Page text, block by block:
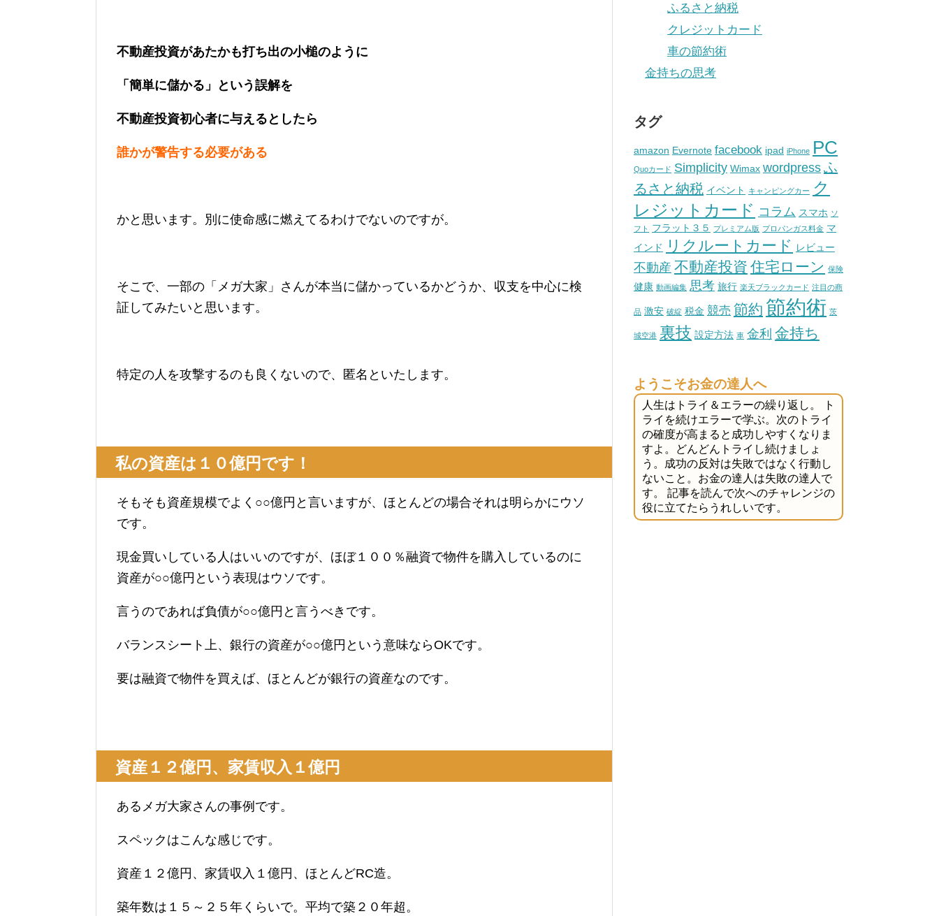
不動産投資があたかも打ち出の小槌のように
「簡単に儲かる」という誤解を
不動産投資初心者に与えるとしたら
誰かが警告する必要がある
かと思います。別に使命感に燃えてるわけでないのですが。
そこで、一部の「メガ大家」さんが本当に儲かっているかどうか、収支を中心に検
証してみたいと思います。
特定の人を攻撃するのも良くないので、匿名といたします。
私の資産は１０億円です！
そもそも資産規模でよく○○億円と言いますが、ほとんどの場合それは明らかにウソ
です。
現金買いしている人はいいのですが、ほぼ１００％融資で物件を購入しているのに
資産が○○億円という表現はウソです。
言うのであれば負債が○○億円と言うべきです。
バランスシート上、銀行の資産が○○億円という意味ならOKです。
要は融資で物件を買えば、ほとんどが銀行の資産なのです。
資産１２億円、家賃収入１億円
あるメガ大家さんの事例です。
スペックはこんな感じです。
資産１２億円、家賃収入１億円、ほとんどRC造。
築年数は１５～２５年くらいで。平均で築２０年超。
ふるさと納税
クレジットカード
車の節約術
金持ちの思考
タグ
amazon Evernote facebook ipad iPhone PC
Quoカード Simplicity Wimax wordpressふ
るさと納税 イベント キャンピングカー ク
レジットカード コラム スマホ ソ
フト フラット３５ プレミアム版 プロパンガス料金 マ
インド
リクルートカード レビュー
不動産 不動産投資 住宅ローン 保険
健康 動画編集 思考 旅行 楽天ブラックカード 注目の商
品 激安 破綻 税金 競売 節約 節約術 茨
城空港 裏技 設定方法 車 金利 金持ち
ようこそお金の達人へ
人生はトライ＆エラーの繰り返し。 ト
ライを続けエラーで学ぶ。次のトライ
の確度が高まると成功しやすくなりま
すよ。どんどんトライし続けましょ
う。成功の反対は失敗ではなく行動し
ないこと。お金の達人は失敗の達人で
す。 記事を読んで次へのチャレンジの
役に立てたらうれしいです。